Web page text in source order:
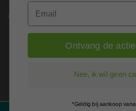
Kitcentrum is trots op:
Alle
Email
Ontvang de
Nee, ik wil geen
*Geldig bij aankoop